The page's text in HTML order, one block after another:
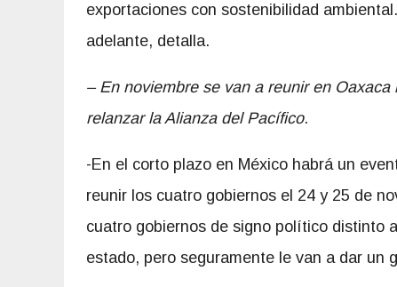
exportaciones con sostenibilidad
adelante, detalla.
– En noviembre se van a reunir en
relanzar la Alianza del Pacífico.
-En el corto plazo en México habrá un
reunir los cuatro gobiernos el 24 y 25 de
cuatro gobiernos de signo político distinto
estado, pero seguramente le van a dar un